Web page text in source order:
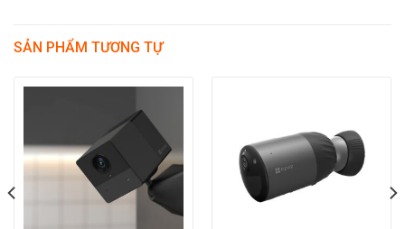
SẢN PHẨM TƯƠNG TỰ